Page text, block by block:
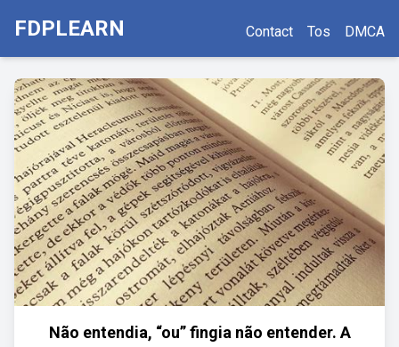
FDPLEARN Contact Tos DMCA
Não entendia, “ou” fingia não entender. A